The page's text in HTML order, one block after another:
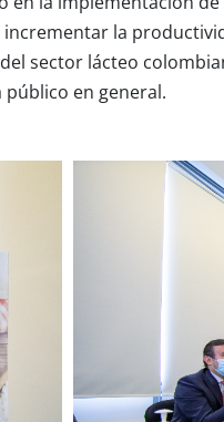
la
sector lácteo
en general.